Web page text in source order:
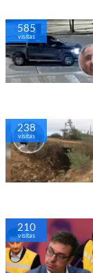
585
visitas
238
visitas
210
visitas